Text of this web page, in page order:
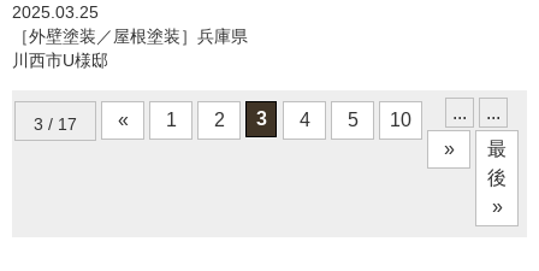
2025.03.25
［外壁塗装／屋根塗装］兵庫県
川西市U様邸
3 / 17 « 1 2 3 4 5 ...
10
...
»
最
後
»